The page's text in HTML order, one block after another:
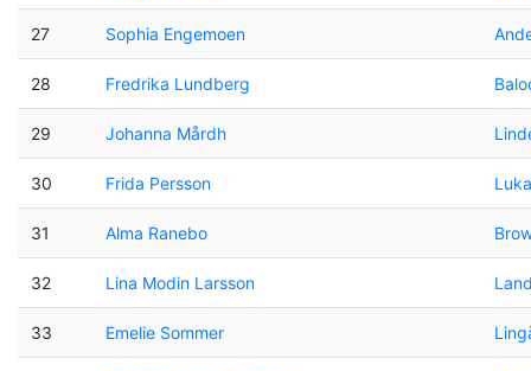
27 Sophia Engemoen
28 Fredrika Lundberg
29 Johanna Mårdh
30 Frida Persson
31 Alma Ranebo
32 Lina Modin Larsson
33 Emelie Sommer